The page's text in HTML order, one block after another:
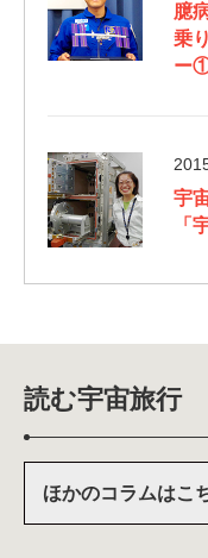
臆
乗
ー
宇
「
読む宇宙旅行
ほかのコラムはこ